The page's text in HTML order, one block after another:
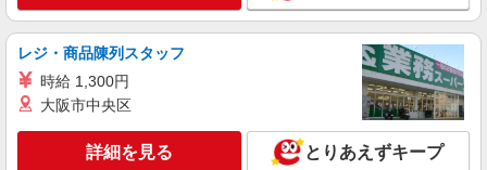
≪小山事業場≫ 栃木県栃木市藤岡町都賀2701-
1 （佐川急便 小山営業所内）
キープ 詳細を見る
アルバイト パート
SGフィルダー株式会社/W23751-013
レジ・商品陳列スタッフ
時給 1,300円
大阪市中央区
詳細を見る とりあえずキープ